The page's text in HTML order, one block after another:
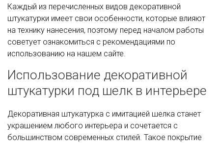
Каждый из перечисленных видов декоративной
штукатурки имеет свои особенности, которые влияют
на технику нанесения, поэтому перед началом работы
советует ознакомиться с рекомендациями по
использованию на нашем сайте.
Использование декоративной
штукатурки под шелк в интерьере
Декоративная штукатурка с имитацией шелка станет
украшением любого интерьера и сочетается с
большинством современных стилей. Такое покрытие